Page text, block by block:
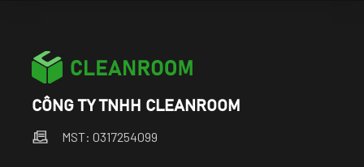
CÔNG TY TNHH CLEANROOM
MST: 0317254099